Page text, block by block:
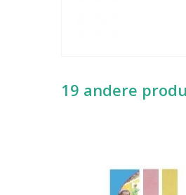
19 andere